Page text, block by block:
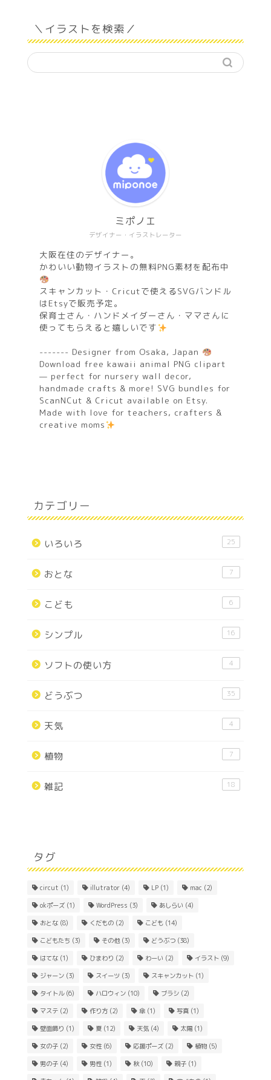
＼イラストを検索／
デザイナー・イラストレーター
ミポノエ
大阪在住のデザイナー。
かわいい動物イラストの無料PNG素材を配布中
スキャンカット・Cricutで使えるSVGバンドル
はEtsyで販売予定。
保育士さん・ハンドメイダーさん・ママさんに
使ってもらえると嬉しいです
------- Designer from Osaka, Japan
Download free kawaii animal PNG clipart
— perfect for nursery wall decor,
handmade crafts & more! SVG bundles for
ScanNCut & Cricut available on Etsy.
Made with love for teachers, crafters &
creative moms
カテゴリー
いろいろ 25
おとな 7
こども 6
シンプル 16
ソフトの使い方 4
どうぶつ 35
天気 4
植物 7
雑記 18
タグ
circut (1) illutrator (4) LP (1) mac (2)
okポーズ (1) WordPress (3) あしらい (4)
おとな (8) くだもの (2) こども (14)
こどもたち (3) その他(3) どうぶつ (38)
はてな (1) ひまわり (2) わーい (2) イラスト (9)
ジャーン (3) スイーツ (3) スキャンカット (1)
タイトル(6) ハロウィン (10) ブラシ (2)
マステ (2) 作り方 (2) 傘 (1) 写真 (1)
壁面飾り (1) 夏 (12) 天気 (4) 太陽(1)
女の子 (2) 女性 (6) 応援ポーズ (2) 植物 (5)
男の子 (4) 男性 (1) 秋 (10) 親子 (1)
About
Contact